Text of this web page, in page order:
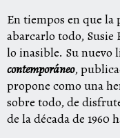
En tiempos en que la
abarcarlo todo, Susie
lo inasible. Su nuevo
contemporáneo,
propone como una
sobre todo, de
de la década de 1960